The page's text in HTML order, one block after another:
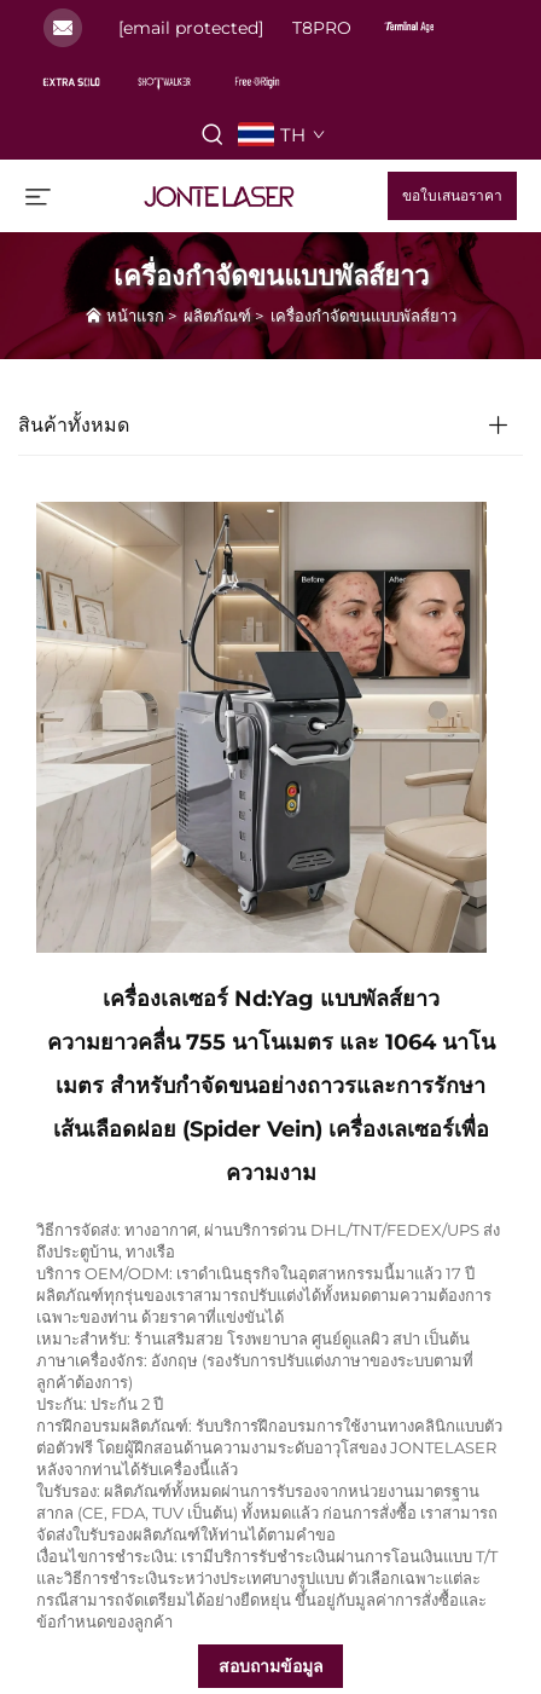
[email protected] T8PRO
TH
ขอใบเสนอราคา
เครื่องกำจัดขนแบบพัลส์ยาว
หน้าแรก> ผลิตภัณฑ์> เครื่องกำจัดขนแบบพัลส์ยาว
สินค้าทั้งหมด
เครื่องเลเซอร์ Nd:Yag แบบพัลส์ยาว
ความยาวคลื่น 755 นาโนเมตร และ 1064 นาโน
เมตร สำหรับกำจัดขนอย่างถาวรและการรักษา
เส้นเลือดฝอย (Spider Vein) เครื่องเลเซอร์เพื่อ
ความงาม
วิธีการจัดส่ง: ทางอากาศ, ผ่านบริการด่วน DHL/TNT/FEDEX/UPS ส่ง
ถึงประตูบ้าน, ทางเรือ
บริการ OEM/ODM: เราดำเนินธุรกิจในอุตสาหกรรมนี้มาแล้ว 17 ปี
ผลิตภัณฑ์ทุกรุ่นของเราสามารถปรับแต่งได้ทั้งหมดตามความต้องการ
เฉพาะของท่าน ด้วยราคาที่แข่งขันได้
เหมาะสำหรับ: ร้านเสริมสวย โรงพยาบาล ศูนย์ดูแลผิว สปา เป็นต้น
ภาษาเครื่องจักร: อังกฤษ (รองรับการปรับแต่งภาษาของระบบตามที่
ลูกค้าต้องการ)
ประกัน: ประกัน 2 ปี
การฝึกอบรมผลิตภัณฑ์: รับบริการฝึกอบรมการใช้งานทางคลินิกแบบตัว
ต่อตัวฟรี โดยผู้ฝึกสอนด้านความงามระดับอาวุโสของ JONTELASER
หลังจากท่านได้รับเครื่องนี้แล้ว
ใบรับรอง: ผลิตภัณฑ์ทั้งหมดผ่านการรับรองจากหน่วยงานมาตรฐาน
สากล (CE, FDA, TUV เป็นต้น) ทั้งหมดแล้ว ก่อนการสั่งซื้อ เราสามารถ
จัดส่งใบรับรองผลิตภัณฑ์ให้ท่านได้ตามคำขอ
เงื่อนไขการชำระเงิน: เรามีบริการรับชำระเงินผ่านการโอนเงินแบบ T/T
และวิธีการชำระเงินระหว่างประเทศบางรูปแบบ ตัวเลือกเฉพาะแต่ละ
กรณีสามารถจัดเตรียมได้อย่างยืดหยุ่น ขึ้นอยู่กับมูลค่าการสั่งซื้อและ
ข้อกำหนดของลูกค้า
สอบถามข้อมูล